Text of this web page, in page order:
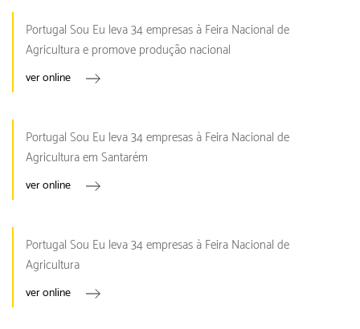
Portugal Sou Eu leva 34 empresas à Feira Nacional de
Agricultura e promove produção nacional
ver online
Portugal Sou Eu leva 34 empresas à Feira Nacional de
Agricultura em Santarém
ver online
Portugal Sou Eu leva 34 empresas à Feira Nacional de
Agricultura
ver online